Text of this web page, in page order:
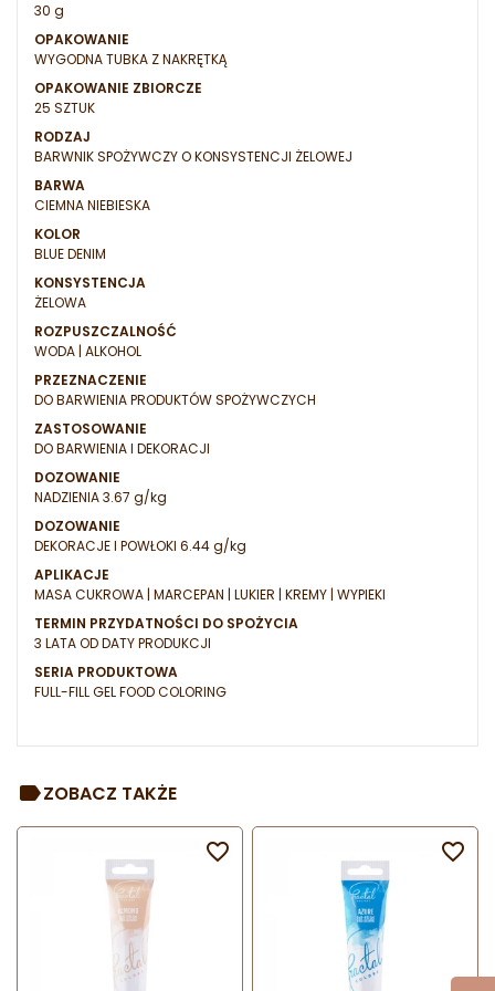
30 g
OPAKOWANIE
WYGODNA TUBKA Z NAKRĘTKĄ
OPAKOWANIE ZBIORCZE
25 SZTUK
RODZAJ
BARWNIK SPOŻYWCZY O KONSYSTENCJI ŻELOWEJ
BARWA
CIEMNA NIEBIESKA
KOLOR
BLUE DENIM
KONSYSTENCJA
ŻELOWA
ROZPUSZCZALNOŚĆ
WODA | ALKOHOL
PRZEZNACZENIE
DO BARWIENIA PRODUKTÓW SPOŻYWCZYCH
ZASTOSOWANIE
DO BARWIENIA I DEKORACJI
DOZOWANIE
NADZIENIA 3.67 g/kg
DOZOWANIE
DEKORACJE I POWŁOKI 6.44 g/kg
APLIKACJE
MASA CUKROWA | MARCEPAN | LUKIER | KREMY | WYPIEKI
TERMIN PRZYDATNOŚCI DO SPOŻYCIA
3 LATA OD DATY PRODUKCJI
SERIA PRODUKTOWA
FULL-FILL GEL FOOD COLORING
ZOBACZ TAKŻE
 